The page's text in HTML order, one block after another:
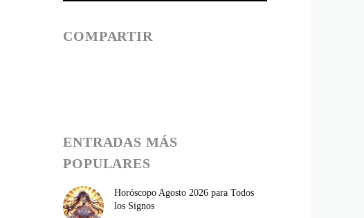
COMPARTIR
ENTRADAS MÁS
POPULARES
Horóscopo Agosto 2026 para Todos
los Signos